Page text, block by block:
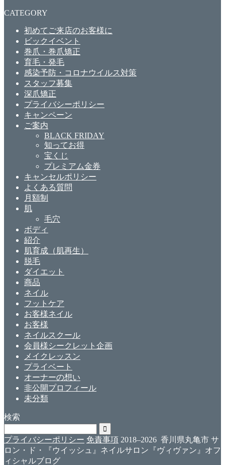
CATEGORY
初めてご来店のお客様に
ビックイベント
巻爪・巻爪矯正
育毛・発毛
感染予防・コロナウイルス対策
スタッフ募集
深爪矯正
プライバシーポリシー
キャンペーン
ご案内
BLACK FRIDAY
知ってお得
宝くじ
プレミアム金券
キャンセルポリシー
よくある質問
月額制
肌
毛穴
ボディ
紹介
肌育成（肌再生）
脱毛
ダイエット
商品
ネイル
フットケア
お客様ネイル
お客様
ネイルスクール
会員様シークレット企画
メイクレッスン
プライベート
オーナーの想い
非公開プロフィール
未分類
検索
プライバシーポリシー 免責事項 2018–2026 香川県丸亀市 サ
ロン・ド・『ウイッシュ』ネイルサロン『ヴィヴァン』オフ
ィシャルブログ